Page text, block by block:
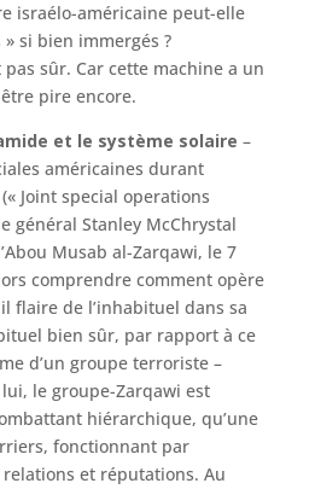
israélo-américaine peut-elle
si bien immergés ?
pas sûr. Car cette machine a un
pire encore.
et le système solaire –
américaines durant
Joint special operations
général Stanley McChrystal
Musab al-Zarqawi, le 7
comprendre comment opère
flaire de l’inhabituel dans sa
bien sûr, par rapport à ce
d’un groupe terroriste –
lui, le groupe-Zarqawi est
hiérarchique, qu’une
fonctionnant par
et réputations. Au